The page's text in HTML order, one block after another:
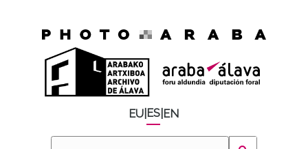
EU ES EN